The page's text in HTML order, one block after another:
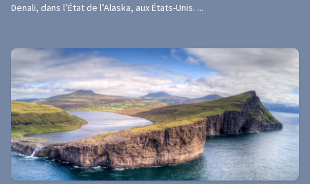
Denali, dans l’État de l’Alaska, aux États-Unis. ...